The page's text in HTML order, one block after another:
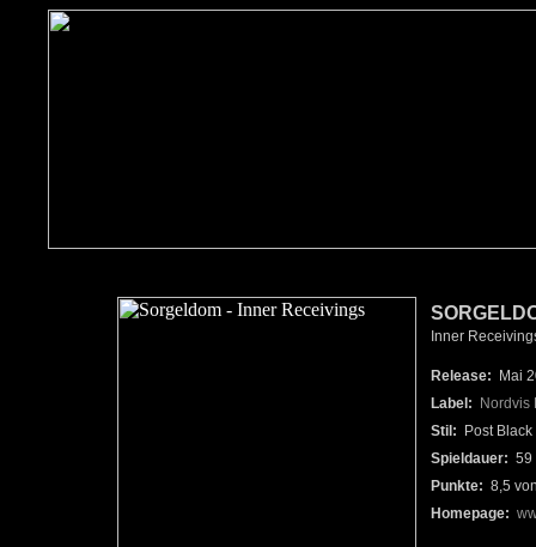
Inner
Release: Mai
Label:
Nordvis
Stil: Post
Spieldauer: 59
Punkte: 8,5
Homepage: